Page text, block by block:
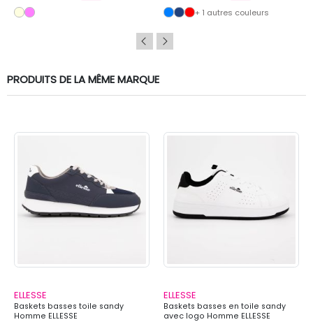
+ 1 autres couleurs
PRODUITS DE LA MÊME MARQUE
ELLESSE
Baskets basses toile sandy
Homme ELLESSE
ELLESSE
Baskets basses en toile sandy
avec logo Homme ELLESSE